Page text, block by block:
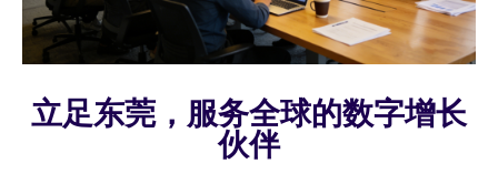
立足东莞，服务全球的数字增长
伙伴